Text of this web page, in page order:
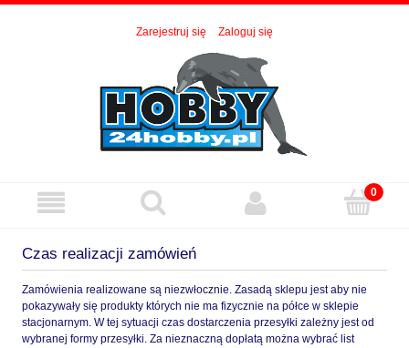
Zarejestruj się Zaloguj się
Czas realizacji zamówień
Zamówienia realizowane są niezwłocznie. Zasadą sklepu jest aby nie
pokazywały się produkty których nie ma fizycznie na półce w sklepie
stacjonarnym. W tej sytuacji czas dostarczenia przesyłki zależny jest od
wybranej formy przesyłki. Za nieznaczną dopłatą można wybrać list